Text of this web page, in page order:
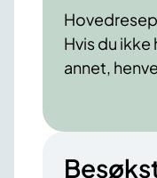
Hvis du
annet,